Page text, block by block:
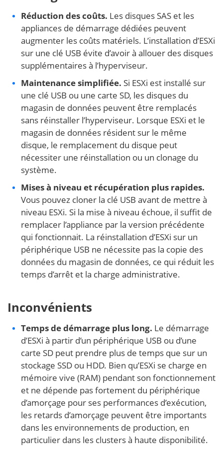
Réduction des coûts. Les disques SAS et les
appliances de démarrage dédiées peuvent
augmenter les coûts matériels. L’installation d’ESXi
sur une clé USB évite d’avoir à allouer des disques
supplémentaires à l’hyperviseur.
Maintenance simplifiée. Si ESXi est installé sur
une clé USB ou une carte SD, les disques du
magasin de données peuvent être remplacés
sans réinstaller l’hyperviseur. Lorsque ESXi et le
magasin de données résident sur le même
disque, le remplacement du disque peut
nécessiter une réinstallation ou un clonage du
système.
Mises à niveau et récupération plus rapides.
Vous pouvez cloner la clé USB avant de mettre à
niveau ESXi. Si la mise à niveau échoue, il suffit de
remplacer l’appliance par la version précédente
qui fonctionnait. La réinstallation d’ESXi sur un
périphérique USB ne nécessite pas la copie des
données du magasin de données, ce qui réduit les
temps d’arrêt et la charge administrative.
Inconvénients
Temps de démarrage plus long. Le démarrage
d’ESXi à partir d’un périphérique USB ou d’une
carte SD peut prendre plus de temps que sur un
stockage SSD ou HDD. Bien qu’ESXi se charge en
mémoire vive (RAM) pendant son fonctionnement
et ne dépende pas fortement du périphérique
d’amorçage pour ses performances d’exécution,
les retards d’amorçage peuvent être importants
dans les environnements de production, en
particulier dans les clusters à haute disponibilité.